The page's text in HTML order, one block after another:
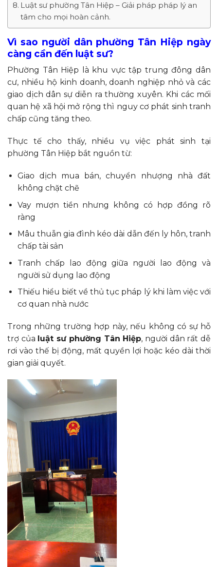
Luật sư phường Tân Hiệp – Giải pháp pháp lý an
tâm cho mọi hoàn cảnh.
Vì sao người dân phường Tân Hiệp ngày
càng cần đến luật sư?
Phường Tân Hiệp là khu vực tập trung đông dân
cư, nhiều hộ kinh doanh, doanh nghiệp nhỏ và các
giao dịch dân sự diễn ra thường xuyên. Khi các mối
quan hệ xã hội mở rộng thì nguy cơ phát sinh tranh
chấp cũng tăng theo.
Thực tế cho thấy, nhiều vụ việc phát sinh tại
phường Tân Hiệp bắt nguồn từ:
Giao dịch mua bán, chuyển nhượng nhà đất
không chặt chẽ
Vay mượn tiền nhưng không có hợp đồng rõ
ràng
Mâu thuẫn gia đình kéo dài dẫn đến ly hôn, tranh
chấp tài sản
Tranh chấp lao động giữa người lao động và
người sử dụng lao động
Thiếu hiểu biết về thủ tục pháp lý khi làm việc với
cơ quan nhà nước
Trong những trường hợp này, nếu không có sự hỗ
trợ của luật sư phường Tân Hiệp, người dân rất dễ
rơi vào thế bị động, mất quyền lợi hoặc kéo dài thời
gian giải quyết.